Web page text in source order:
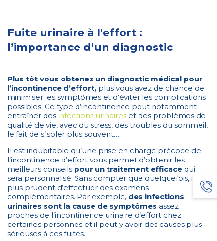
Fuite urinaire à l'effort :
l’importance d’un diagnostic
Plus tôt vous obtenez un diagnostic médical pour
l’incontinence d’effort, plus vous avez de chance de
minimiser les symptômes et d’éviter les complications
possibles. Ce type d’incontinence peut notamment
entraîner des infections urinaires et des problèmes de
qualité de vie, avec du stress, des troubles du sommeil,
le fait de s’isoler plus souvent…
Il est indubitable qu’une prise en charge précoce de
l’incontinence d’effort vous permet d’obtenir les
meilleurs conseils pour un traitement efficace qui
sera personnalisé. Sans compter que quelquefois, il est
plus prudent d’effectuer des examens
complémentaires. Par exemple, des infections
urinaires sont la cause de symptômes assez
proches de l’incontinence urinaire d’effort chez
certaines personnes et il peut y avoir des causes plus
sérieuses à ces fuites.